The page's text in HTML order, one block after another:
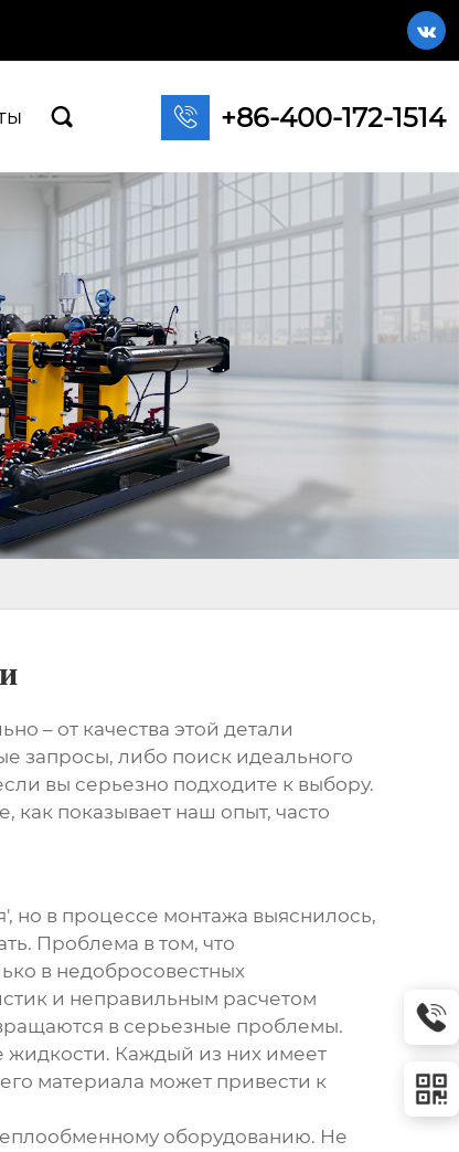

  +86-400-172-1514
– от качества этой детали
запросы, либо поиск идеального
вы серьезно подходите к выбору.
как показывает наш опыт, часто
но в процессе монтажа выяснилось,
Проблема в том, что
в недобросовестных
и неправильным расчетом
в серьезные проблемы.
жидкости. Каждый из них имеет
материала может привести к
оборудованию. Не